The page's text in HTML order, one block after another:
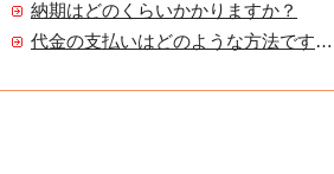
納期はどのくらいかかりますか？
代金の支払いはどのような方法ですか？